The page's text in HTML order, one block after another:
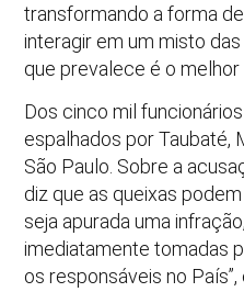
transformando a forma
interagir em um misto
que prevalece é o melhor
Dos cinco mil
espalhados por Taubaté,
São Paulo. Sobre a
diz que as queixas
seja apurada uma
imediatamente tomadas
os responsáveis no